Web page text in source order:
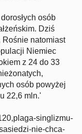
osób
Dziś
Rośnie natomiast
Niemiec
z 24 do 33
osób powyżej
22,6 mln.'
singlizmu-
nie-chca-